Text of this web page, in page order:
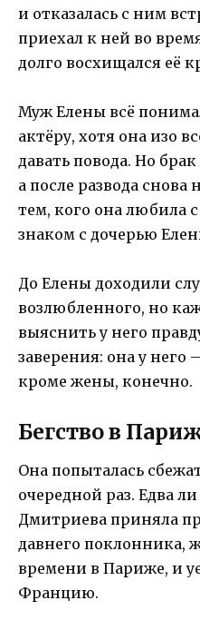
и отказалась с ним
приехал к ней во
долго восхищался её
Муж Елены всё
актёру, хотя она изо
давать повода. Но
а после развода
тем, кого она любила
знаком с дочерью
До Елены доходили
возлюбленного, но
выяснить у него
заверения: она у него
кроме жены, конечно.
Бегство в
Она попыталась
очередной раз. Едва
Дмитриева приняла
давнего поклонника,
времени в Париже, и
Францию.